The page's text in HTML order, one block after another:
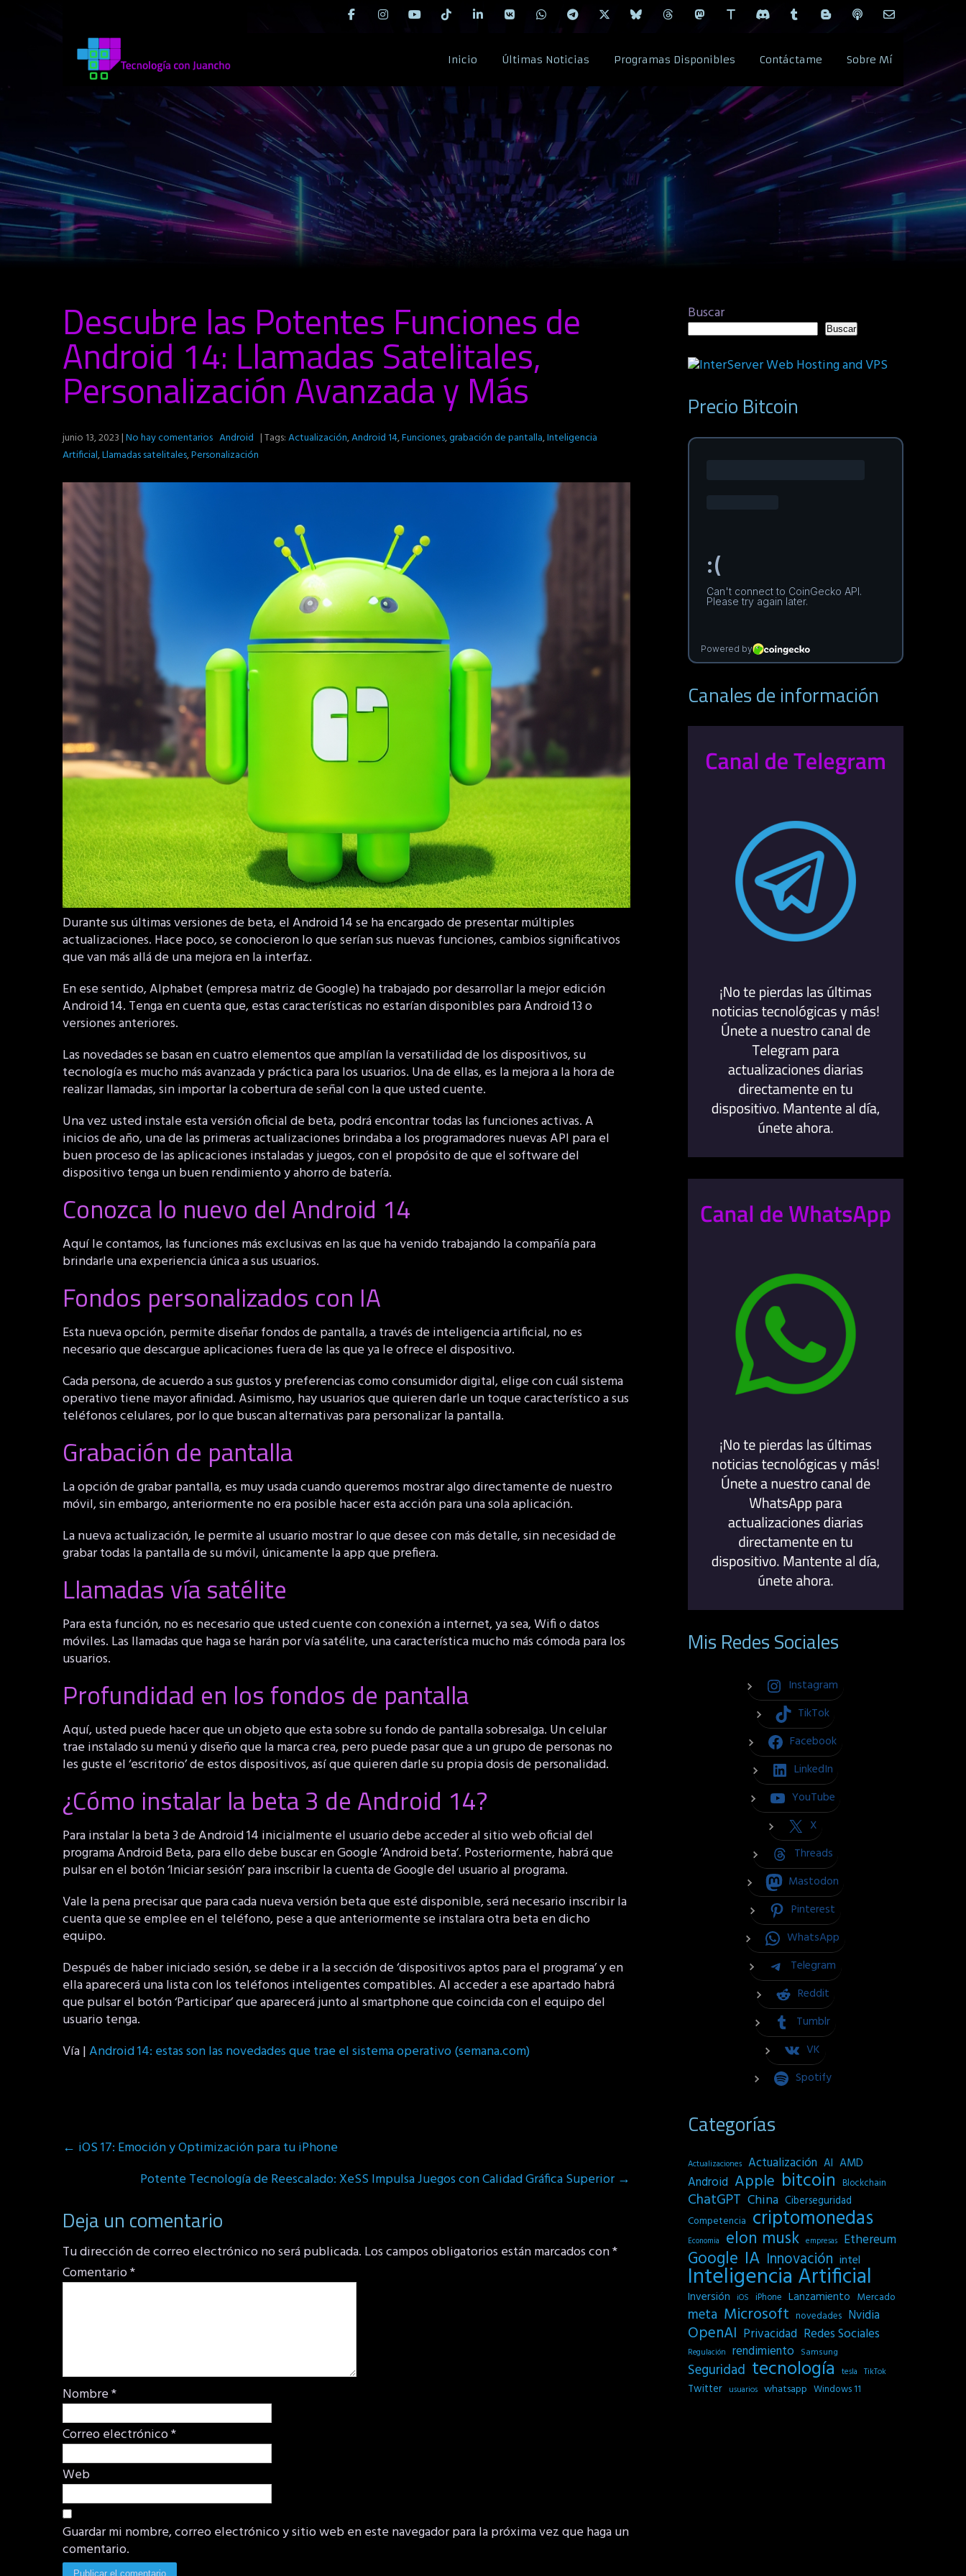
Inicio Últimas Noticias Programas Disponibles Contáctame Sobre Mí
Descubre las Potentes Funciones de
Android 14: Llamadas Satelitales,
Personalización Avanzada y Más
junio 13, 2023|No hay comentarios Android | Tags:Actualización,Android 14,Funciones,grabación de pantalla,Inteligencia
Artificial,Llamadas satelitales,Personalización
Durante sus últimas versiones de beta, el Android 14 se ha encargado de presentar múltiples
actualizaciones. Hace poco, se conocieron lo que serían sus nuevas funciones, cambios significativos
que van más allá de una mejora en la interfaz.
En ese sentido, Alphabet (empresa matriz de Google) ha trabajado por desarrollar la mejor edición
Android 14. Tenga en cuenta que, estas características no estarían disponibles para Android 13 o
versiones anteriores.
Las novedades se basan en cuatro elementos que amplían la versatilidad de los dispositivos, su
tecnología es mucho más avanzada y práctica para los usuarios. Una de ellas, es la mejora a la hora de
realizar llamadas, sin importar la cobertura de señal con la que usted cuente.
Una vez usted instale esta versión oficial de beta, podrá encontrar todas las funciones activas. A
inicios de año, una de las primeras actualizaciones brindaba a los programadores nuevas API para el
buen proceso de las aplicaciones instaladas y juegos, con el propósito de que el software del
dispositivo tenga un buen rendimiento y ahorro de batería.
Conozca lo nuevo del Android 14
Aquí le contamos, las funciones más exclusivas en las que ha venido trabajando la compañía para
brindarle una experiencia única a sus usuarios.
Fondos personalizados con IA
Esta nueva opción, permite diseñar fondos de pantalla, a través de inteligencia artificial, no es
necesario que descargue aplicaciones fuera de las que ya le ofrece el dispositivo.
Cada persona, de acuerdo a sus gustos y preferencias como consumidor digital, elige con cuál sistema
operativo tiene mayor afinidad. Asimismo, hay usuarios que quieren darle un toque característico a sus
teléfonos celulares, por lo que buscan alternativas para personalizar la pantalla.
Grabación de pantalla
La opción de grabar pantalla, es muy usada cuando queremos mostrar algo directamente de nuestro
móvil, sin embargo, anteriormente no era posible hacer esta acción para una sola aplicación.
La nueva actualización, le permite al usuario mostrar lo que desee con más detalle, sin necesidad de
grabar todas la pantalla de su móvil, únicamente la app que prefiera.
Llamadas vía satélite
Para esta función, no es necesario que usted cuente con conexión a internet, ya sea, Wifi o datos
móviles. Las llamadas que haga se harán por vía satélite, una característica mucho más cómoda para los
usuarios.
Profundidad en los fondos de pantalla
Aquí, usted puede hacer que un objeto que esta sobre su fondo de pantalla sobresalga. Un celular
trae instalado su menú y diseño que la marca crea, pero puede pasar que a un grupo de personas no
les guste el ‘escritorio’ de estos dispositivos, así que quieren darle su propia dosis de personalidad.
¿Cómo instalar la beta 3 de Android 14?
Para instalar la beta 3 de Android 14 inicialmente el usuario debe acceder al sitio web oficial del
programa Android Beta, para ello debe buscar en Google ‘Android beta’. Posteriormente, habrá que
pulsar en el botón ‘Iniciar sesión’ para inscribir la cuenta de Google del usuario al programa.
Vale la pena precisar que para cada nueva versión beta que esté disponible, será necesario inscribir la
cuenta que se emplee en el teléfono, pese a que anteriormente se instalara otra beta en dicho
equipo.
Después de haber iniciado sesión, se debe ir a la sección de ‘dispositivos aptos para el programa’ y en
ella aparecerá una lista con los teléfonos inteligentes compatibles. Al acceder a ese apartado habrá
que pulsar el botón ‘Participar’ que aparecerá junto al smartphone que coincida con el equipo del
usuario tenga.
Vía |Android 14: estas son las novedades que trae el sistema operativo (semana.com)
Post
navigation
← iOS 17: Emoción y Optimización para tu iPhone
Potente Tecnología de Reescalado: XeSS Impulsa Juegos con Calidad Gráfica Superior →
Deja un comentario
Tu dirección de correo electrónico no será publicada. Los campos obligatorios están marcados con*
Comentario*
Nombre*
Correo electrónico*
Web
Guardar mi nombre, correo electrónico y sitio web en este navegador para la próxima vez que haga un
comentario.
Buscar
Buscar
Precio Bitcoin
Canales de información
Mis Redes Sociales
Instagram
TikTok
Facebook
LinkedIn
YouTube
X
Threads
Mastodon
Pinterest
WhatsApp
Telegram
Reddit
Tumblr
VK
Spotify
Categorías
Actualizaciones Actualización AI AMD
Android Apple bitcoin Blockchain
ChatGPT China Ciberseguridad
Competencia criptomonedas
Economia elon musk empresas Ethereum
Google IA Innovación intel
Inteligencia Artificial
Inversión iOS iPhone Lanzamiento Mercado
meta Microsoft novedades Nvidia
OpenAI Privacidad Redes Sociales
Regulación rendimiento Samsung
Seguridad tecnología tesla TikTok
Twitter usuarios whatsapp Windows 11